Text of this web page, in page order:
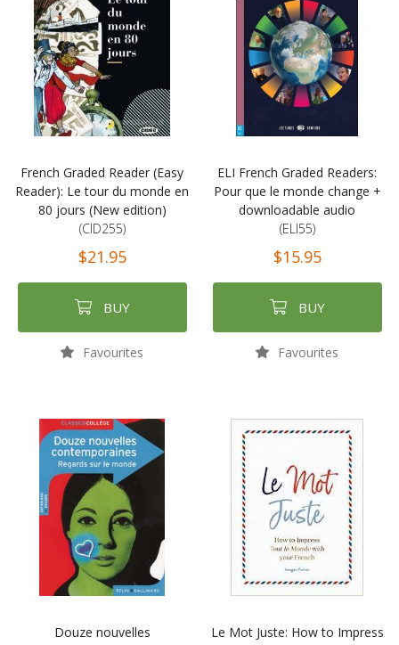
French Graded Reader (Easy
Reader): Le tour du monde en
80 jours (New edition)
(CID255)
$21.95
BUY
Favourites
ELI French Graded Readers:
Pour que le monde change +
downloadable audio
(ELI55)
$15.95
BUY
Favourites
Douze nouvelles
Le Mot Juste: How to Impress